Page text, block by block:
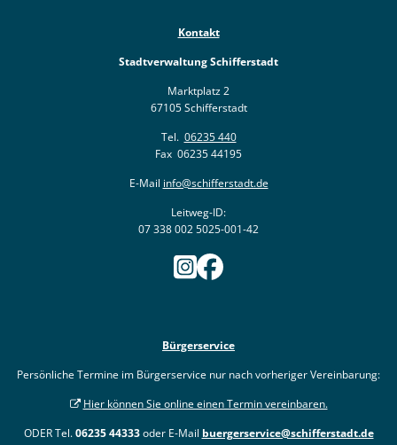
Kontakt
Stadtverwaltung Schifferstadt
Marktplatz 2
67105 Schifferstadt
Tel. 06235 440
Fax 06235 44195
E-Mail info@schifferstadt.de
Leitweg-ID:
07 338 002 5025-001-42
Bürgerservice
Persönliche Termine im Bürgerservice nur nach vorheriger Vereinbarung:
Hier können Sie online einen Termin vereinbaren.
ODER Tel.06235 44333oder E-Mail buergerservice@schifferstadt.de